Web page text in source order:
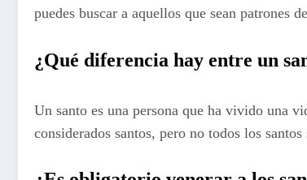
puedes buscar a aquellos que sean patrones
¿Qué diferencia hay entre un
Un santo es una persona que ha vivido una
considerados santos, pero no todos los